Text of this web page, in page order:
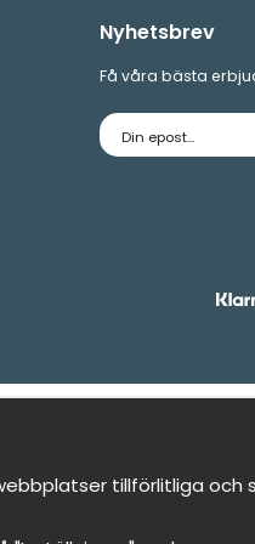
Nyhetsbrev
Få våra bästa
E-
postadress
tillförlitliga och